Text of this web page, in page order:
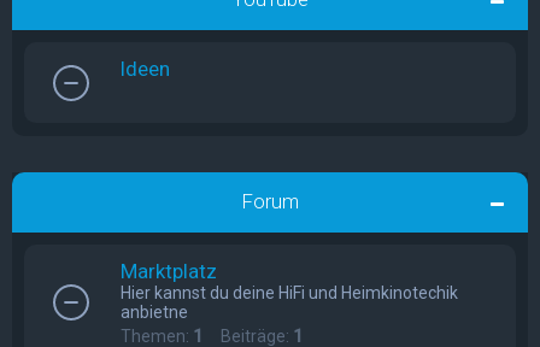
Ideen
Forum
Marktplatz
Hier kannst du deine HiFi und Heimkinotechik
anbietne
Themen: 1 Beiträge: 1